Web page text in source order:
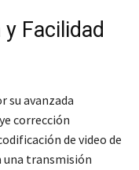
Facilidad
su avanzada
corrección
de video de
una transmisión